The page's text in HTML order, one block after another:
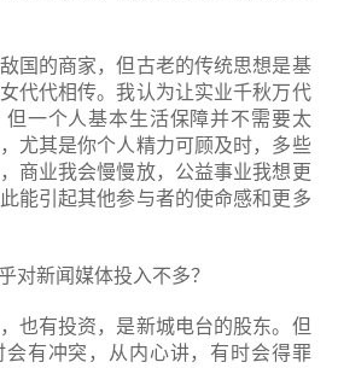
国的商家，但古老的传统思想是基
代代相传。我认为让实业千秋万代
一个人基本生活保障并不需要太
尤其是你个人精力可顾及时，多些
商业我会慢慢放，公益事业我想更
能引起其他参与者的使命感和更多
对新闻媒体投入不多？
也有投资，是新城电台的股东。但
有冲突，从内心讲，有时会得罪